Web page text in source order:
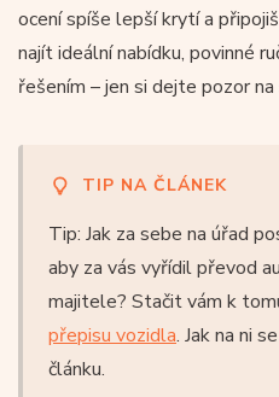
ocení spíše lepší krytí a
najít ideální nabídku, povinné
řešením – jen si dejte pozor
TIP NA ČLÁNEK
Tip: Jak za sebe na úřad
aby za vás vyřídil převod
majitele? Stačit vám k
přepisu vozidla. Jak na ni
článku.